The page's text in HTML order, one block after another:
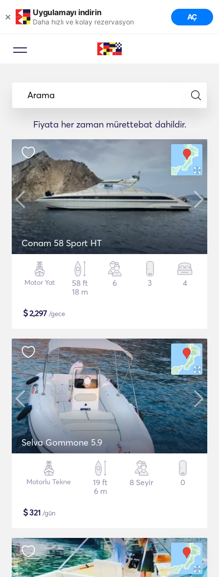
× Uygulamayı indirin
Daha hızlı ve kolay rezervasyon AÇ
Arama
Fiyata her zaman mürettebat dahildir.
Conam 58 Sport HT
Motor Yat
58 ft
18 m
6 3 4
$2,297 /gece
Selva Gommone 5.9
Motorlu Tekne
19 ft
6 m
8 Seyir 0
$321 /gün